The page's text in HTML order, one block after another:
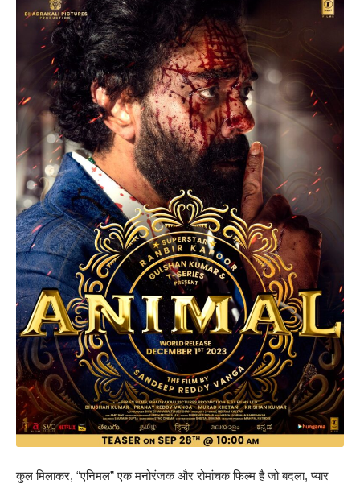
कुल मिलाकर, “एनिमल” एक मनोरंजक और रोमांचक फिल्म है जो बदला, प्यार